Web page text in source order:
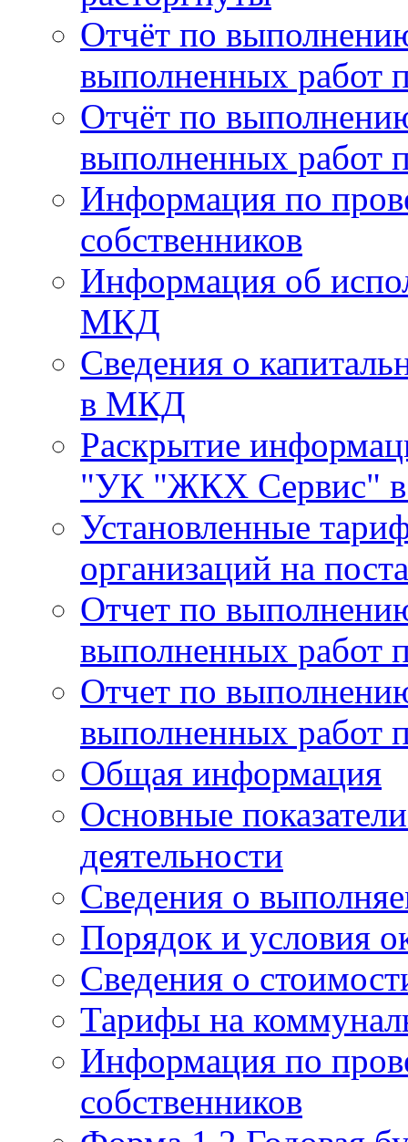
Отчёт по
выполненных работ
Отчёт по
выполненных работ
Информация по
собственников
Информация об
МКД
Сведения о
в МКД
Раскрытие
"УК "ЖКХ Сервис" в
Установленные
организаций на
Отчет по
выполненных работ
Отчет по
выполненных работ
Общая информация
Основные
деятельности
Сведения о
Порядок и условия
Сведения о
Тарифы на
Информация по
собственников